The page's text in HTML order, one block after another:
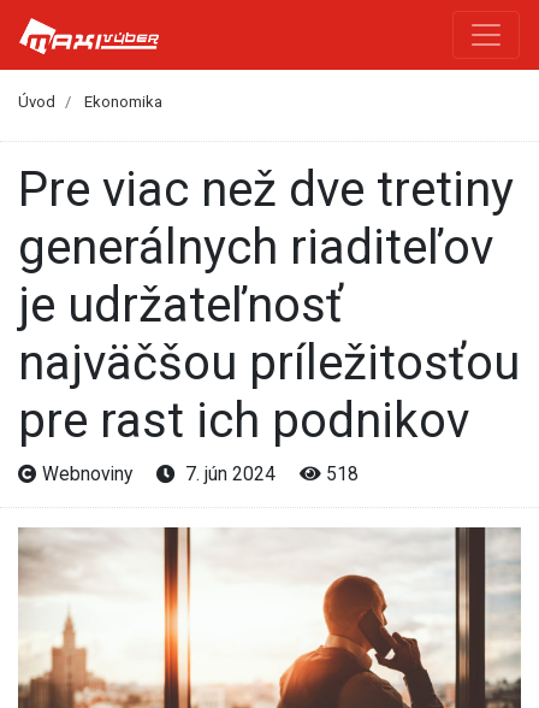
Úvod Ekonomika
Pre viac než dve tretiny
generálnych riaditeľov
je udržateľnosť
najväčšou príležitosťou
pre rast ich podnikov
Webnoviny 7. jún 2024 518